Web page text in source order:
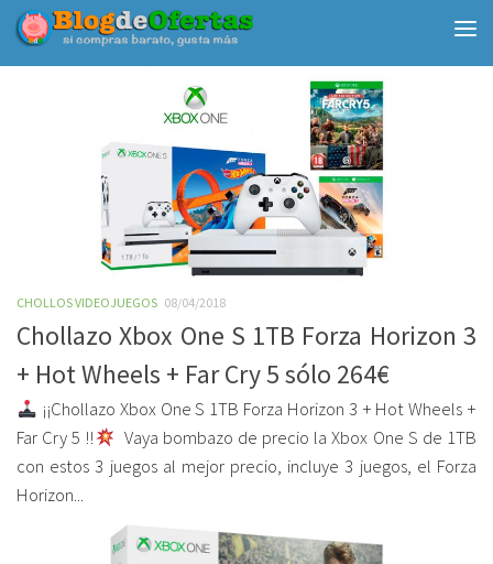
Debajo del contenido
CHOLLOS VIDEOJUEGOS 08/04/2018
Chollazo Xbox One S 1TB Forza Horizon 3
+ Hot Wheels + Far Cry 5 sólo 264€
¡¡Chollazo Xbox One S 1TB Forza Horizon 3 + Hot Wheels +
Far Cry 5 !!
Vaya bombazo de precio la Xbox One S de 1TB
con estos 3 juegos al mejor precio, incluye 3 juegos, el Forza
Horizon...